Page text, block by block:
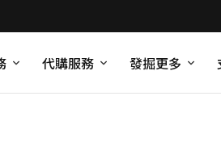
代購服務 發掘更多